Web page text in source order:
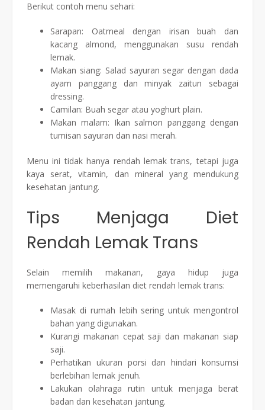
Berikut contoh menu sehari:
Sarapan: Oatmeal dengan irisan buah dan
kacang almond, menggunakan susu rendah
lemak.
Makan siang: Salad sayuran segar dengan dada
ayam panggang dan minyak zaitun sebagai
dressing.
Camilan: Buah segar atau yoghurt plain.
Makan malam: Ikan salmon panggang dengan
tumisan sayuran dan nasi merah.
Menu ini tidak hanya rendah lemak trans, tetapi juga
kaya serat, vitamin, dan mineral yang mendukung
kesehatan jantung.
Tips Menjaga Diet
Rendah Lemak Trans
Selain memilih makanan, gaya hidup juga
memengaruhi keberhasilan diet rendah lemak trans:
Masak di rumah lebih sering untuk mengontrol
bahan yang digunakan.
Kurangi makanan cepat saji dan makanan siap
saji.
Perhatikan ukuran porsi dan hindari konsumsi
berlebihan lemak jenuh.
Lakukan olahraga rutin untuk menjaga berat
badan dan kesehatan jantung.